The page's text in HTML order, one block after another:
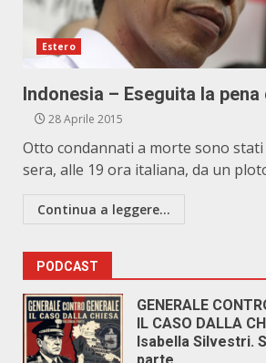
Estero
Indonesia – Eseguita la
28 Aprile 2015
Otto condannati a morte sono
sera, alle 19 ora italiana, da un
Continua a leggere...
PODCAST
GENERALE
IL CASO DALLA
Isabella Silvestri.